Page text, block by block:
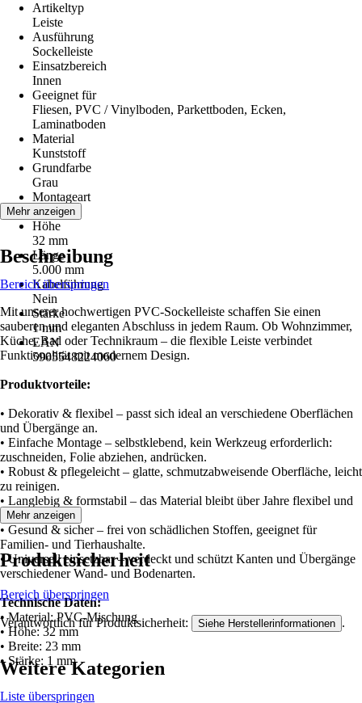
Artikeltyp
Leiste
Ausführung
Sockelleiste
Einsatzbereich
Innen
Geeignet für
Fliesen, PVC / Vinylboden, Parkettboden, Ecken,
Laminatboden
Material
Kunststoff
Grundfarbe
Grau
Montageart
Kleben
Höhe
32 mm
Länge
5.000 mm
Kabelführung
Nein
Stärke
1 mm
EAN
5905548224060
Mehr anzeigen
Beschreibung
Bereich überspringen
Mit unserer hochwertigen PVC-Sockelleiste schaffen Sie einen
sauberen und eleganten Abschluss in jedem Raum. Ob Wohnzimmer,
Küche, Bad oder Technikraum – die flexible Leiste verbindet
Funktionalität mit modernem Design.
Produktvorteile:
• Dekorativ & flexibel – passt sich ideal an verschiedene Oberflächen
und Übergänge an.
• Einfache Montage – selbstklebend, kein Werkzeug erforderlich:
zuschneiden, Folie abziehen, andrücken.
• Robust & pflegeleicht – glatte, schmutzabweisende Oberfläche, leicht
zu reinigen.
• Langlebig & formstabil – das Material bleibt über Jahre flexibel und
stabil.
• Gesund & sicher – frei von schädlichen Stoffen, geeignet für
Familien- und Tierhaushalte.
• Universell einsetzbar – verdeckt und schützt Kanten und Übergänge
verschiedener Wand- und Bodenarten.
Technische Daten:
• Material: PVC-Mischung
• Höhe: 32 mm
• Breite: 23 mm
• Stärke: 1 mm
Mehr anzeigen
Produktsicherheit
Bereich überspringen
Verantwortlich für Produktsicherheit: Siehe Herstellerinformationen .
Weitere Kategorien
Liste überspringen